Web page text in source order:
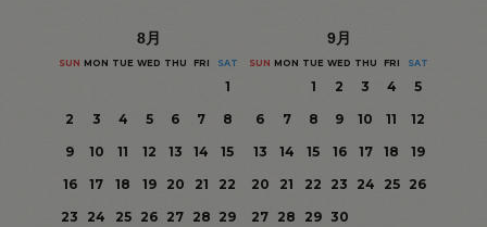
8月
SUN MON TUE WED THU FRI SAT
1
2
3 4 5 6 7
8
9
10 11 12 13 14
15
16
17 18 19 20 21
22
23
24 25 26 27 28 29
9月
SUN MON TUE WED THU FRI SAT
1 2 3 4
5
6
7 8 9 10 11
12
13
14 15 16 17 18
19
20
21 22 23 24 25
26
27 28 29 30